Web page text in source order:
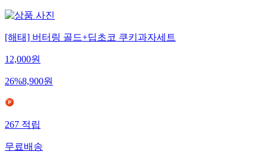
[해태] 버터링 골드+딥초코 쿠키과자세트
12,000원
26%8,900원
267적립
무료배송